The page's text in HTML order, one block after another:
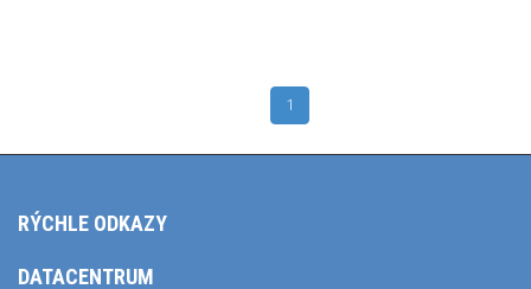
1
RÝCHLE ODKAZY
DATACENTRUM